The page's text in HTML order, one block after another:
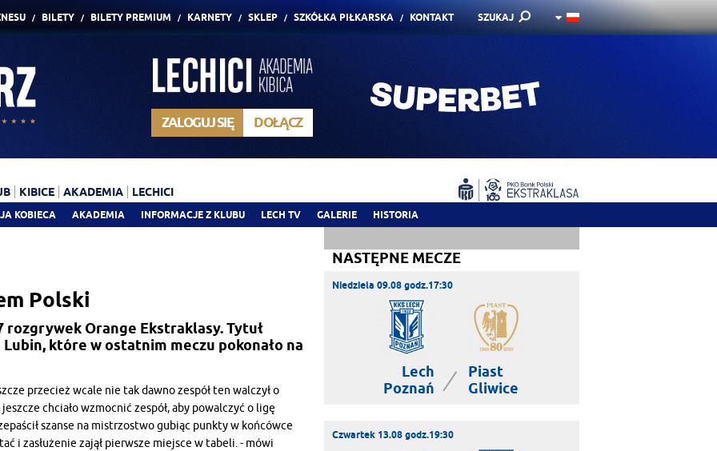
BILETY BILETY PREMIUM KARNETY SKLEP SZKÓŁKA PIŁKARSKA KONTAKT SZUKAJ
ZALOGUJ SIĘ DOŁĄCZ
KOBIECA AKADEMIA INFORMACJE Z KLUBU LECH TV GALERIE HISTORIA
KIBICE AKADEMIA LECHICI
Polski
rozgrywek Orange Ekstraklasy. Tytuł
które w ostatnim meczu pokonało na
przecież wcale nie tak dawno zespół ten walczył o
chciało wzmocnić zespół, aby powalczyć o ligę
szanse na mistrzostwo gubiąc punkty w końcówce
i zasłużenie zajął pierwsze miejsce w tabeli. - mówi
NASTĘPNE MECZE
Niedziela 09.08 godz.17:30
Lech
Poznań
|
Piast
Gliwice
Czwartek 13.08 godz.19:30